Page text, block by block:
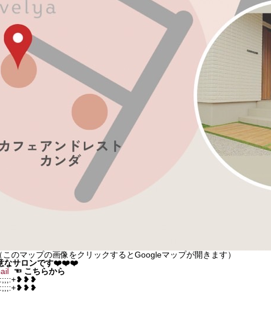
（このマップの画像をクリックするとGoogleマップが開きます）
なサロンです❤️❤️❤️
☜ こちらから